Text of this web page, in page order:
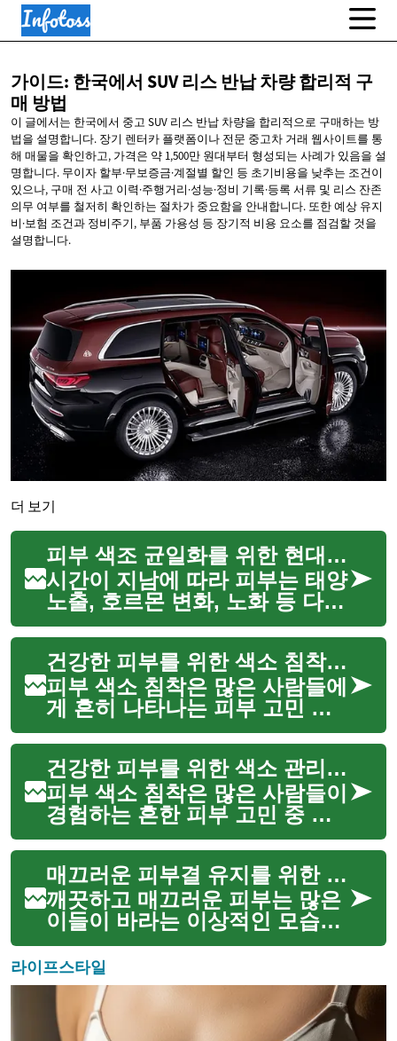
가이드: 한국에서 SUV 리스 반납 차량 합리적 구
매 방법
이 글에서는 한국에서 중고 SUV 리스 반납 차량을 합리적으로 구매하는 방
법을 설명합니다. 장기 렌터카 플랫폼이나 전문 중고차 거래 웹사이트를 통
해 매물을 확인하고, 가격은 약 1,500만 원대부터 형성되는 사례가 있음을 설
명합니다. 무이자 할부·무보증금·계절별 할인 등 초기비용을 낮추는 조건이
있으나, 구매 전 사고 이력·주행거리·성능·정비 기록·등록 서류 및 리스 잔존
의무 여부를 철저히 확인하는 절차가 중요함을 안내합니다. 또한 예상 유지
비·보험 조건과 정비주기, 부품 가용성 등 장기적 비용 요소를 점검할 것을
설명합니다.
더 보기
피부 색조 균일화를 위한 현대적 기술
시간이 지남에 따라 피부는 태양
노출, 호르몬 변화, 노화 등 다양
한 요인으로 인해 색소 침착을
경험할 수 있습니다. 이러한 변
화는 주근깨, 검버섯, 기미, 고르
지 못한 피부 톤으로 나타나며,
많은 사람들이 피...
건강한 피부를 위한 색소 침착 관리
피부 색소 침착은 많은 사람들에
게 흔히 나타나는 피부 고민 중
하나입니다. 햇빛 노출, 호르몬
변화, 염증 후 과색소 침착 등 다
양한 원인으로 인해 피부 표면에
불규칙한 색소 반점이 생길 수
있습니다. 이러한 ...
건강한 피부를 위한 색소 관리 전략
피부 색소 침착은 많은 사람들이
경험하는 흔한 피부 고민 중 하
나입니다. 자외선 노출, 호르몬
변화, 염증 후 과색소침착 등 다
양한 원인으로 인해 발생할 수
있으며, 이는 피부의 전반적인
안색과 외모에 영향을 ...
매끄러운 피부결 유지를 위한 조언
깨끗하고 매끄러운 피부는 많은
이들이 바라는 이상적인 모습입
니다. 피부 색소 침착은 다양한
요인으로 인해 발생하며, 이는
피부 톤의 불균형과 전반적인 피
부결에 영향을 미칠 수 있습니
다. 햇빛 노출, 호르몬 변화...
라이프스타일